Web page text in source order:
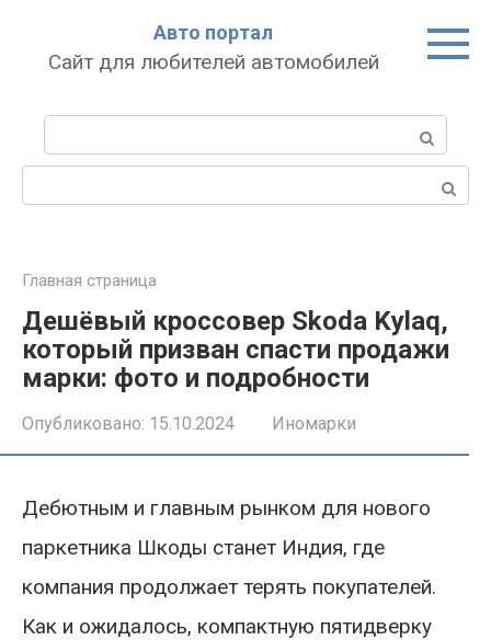
Авто портал
Сайт для любителей автомобилей
Главная страница
Дешёвый кроссовер Skoda Kylaq,
который призван спасти продажи
марки: фото и подробности
Опубликовано: 15.10.2024 Иномарки
Дебютным и главным рынком для нового
паркетника Шкоды станет Индия, где
компания продолжает терять покупателей.
Как и ожидалось, компактную пятидверку